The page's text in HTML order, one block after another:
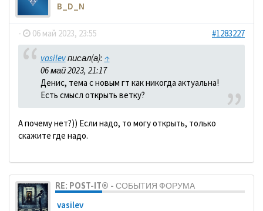
B_D_N
- 06 май 2023, 23:55 #1283227
vasilevписал(а): ↑
06 май 2023, 21:17
Денис, тема с новым гт как никогда актуальна!
Есть смысл открыть ветку?
А почему нет?)) Если надо, то могу открыть, только
скажите где надо.
RE: POST-IT® - СОБЫТИЯ ФОРУМА
vasilev